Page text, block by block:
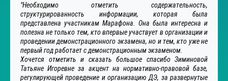
"Необходимо отметить содержательность,
структурированность информации, которая была
представлена участникам Марафона. Она была интересна и
полезна не только тем, кто впервые участвует в организации и
проведении демонстрационного экзамена, но и тем, кто уже не
первый год работает с демонстрационным экзаменом.
Хочется отметить и сказать большое спасибо Зиминовой
Татьяне Игоревне за акцент на нормативно-правовой базе,
регулирующей проведение и организацию ДЭ, за развернутые